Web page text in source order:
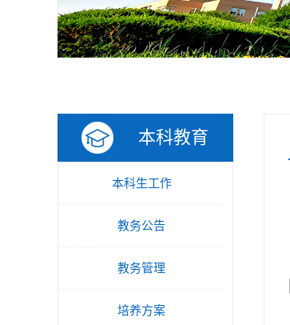
本科教育
本科生工作
教务公告
教务管理
培养方案